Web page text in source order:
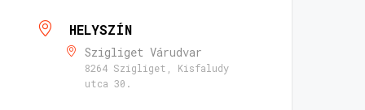
HELYSZÍN
Szigliget Várudvar
8264 Szigliget, Kisfaludy
utca 30.